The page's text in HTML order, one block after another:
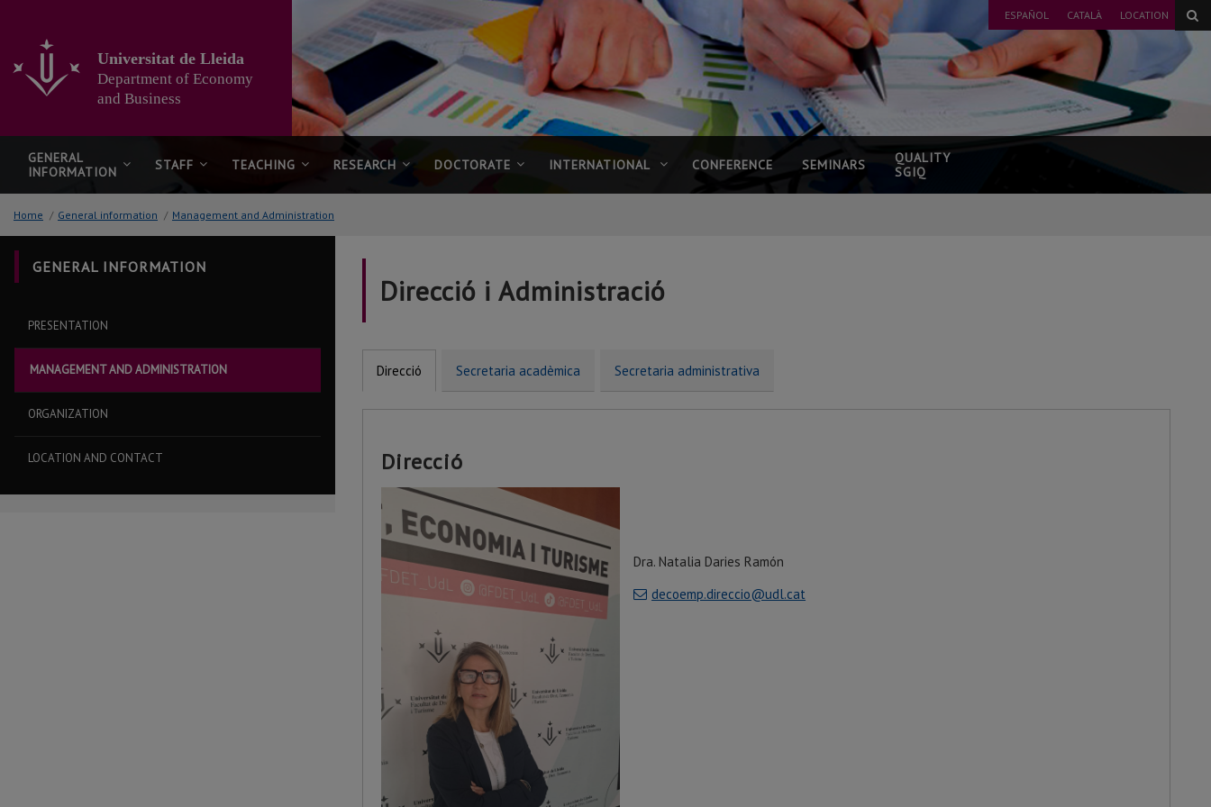
main
content
page
ESPAÑOL CATALÀ LOCATION
Universitat de Lleida
Department of Economy
and Business
GENERAL
INFORMATION
STAFF TEACHING RESEARCH DOCTORATE INTERNATIONAL CONFERENCE SEMINARS
QUALITY
SGIQ
Home / General information / Management and Administration
GENERAL INFORMATION
PRESENTATION
MANAGEMENT AND ADMINISTRATION
ORGANIZATION
LOCATION AND CONTACT
Direcció i Administració
Direcció Secretaria acadèmica Secretaria administrativa
Direcció
Dra. Natalia Daries Ramón
decoemp.direccio@udl.cat